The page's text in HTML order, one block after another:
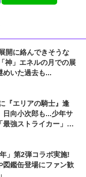
開に絡んできそうな
神」エネルの月での展
めいた過去も...
『エリアの騎士』逢
日向小次郎も...少年サ
最強ストライカー」を
」第2弾コラボ実施!
図鑑缶登場にファン歓